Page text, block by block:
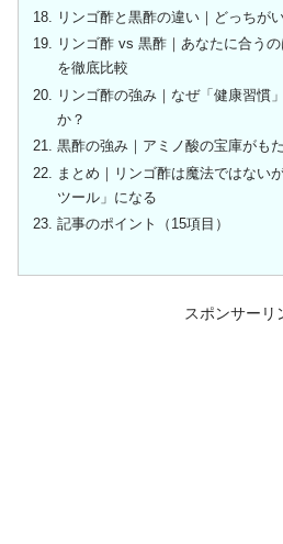
リンゴ酢と黒酢の違い｜どっちが
リンゴ酢 vs 黒酢｜あなたに合う
を徹底比較
リンゴ酢の強み｜なぜ「健康習慣
か？
黒酢の強み｜アミノ酸の宝庫がも
まとめ｜リンゴ酢は魔法ではない
ツール」になる
記事のポイント（15項目）
スポンサーリ